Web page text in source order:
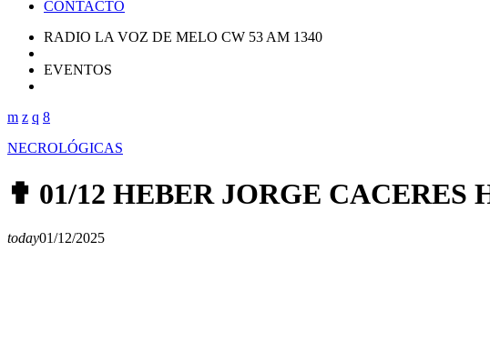
CONTACTO
RADIO LA VOZ DE MELO CW 53 AM 1340
EVENTOS
NECROLÓGICAS
✟ 01/12 HEBER JORGE CACERES
today01/12/2025